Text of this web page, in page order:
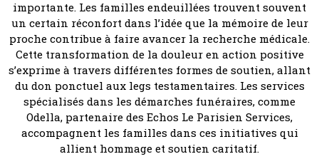
importante. Les familles endeuillées trouvent souvent
un certain réconfort dans l’idée que la mémoire de leur
proche contribue à faire avancer la recherche médicale.
Cette transformation de la douleur en action positive
s’exprime à travers différentes formes de soutien, allant
du don ponctuel aux legs testamentaires. Les services
spécialisés dans les démarches funéraires, comme
Odella, partenaire des Echos Le Parisien Services,
accompagnent les familles dans ces initiatives qui
allient hommage et soutien caritatif.